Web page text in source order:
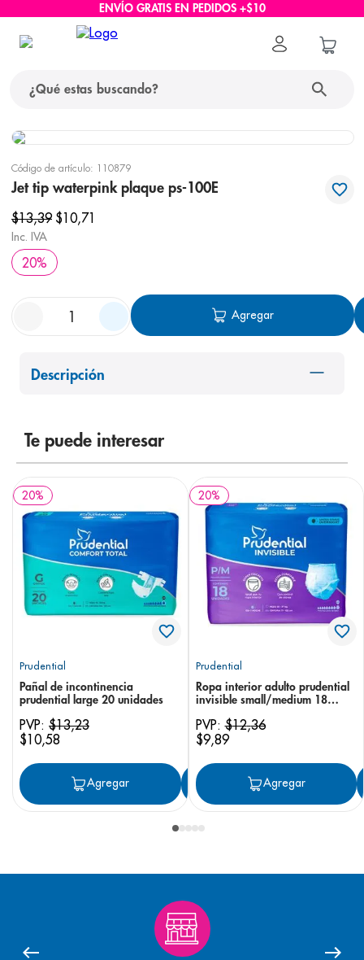
ENVÍO GRATIS EN PEDIDOS +$10
Código de artículo: 110879
Jet tip waterpink plaque ps-100E
$13,39 $10,71
Inc. IVA
20%
Agregar
Descripción
Te puede interesar
20%
Prudential
Pañal de incontinencia
prudential large 20 unidades
PVP: $13,23
$10,58
Agregar Agregar
20%
Prudential
Ropa interior adulto prudential
invisible small/medium 18
PVP:$12,36
$9,89
Agregar
términos más buscados
1. protector solar
2. pañales
3.
4. cerave
5. nivea
shampoo
8. panolini
10.prueba embarazo